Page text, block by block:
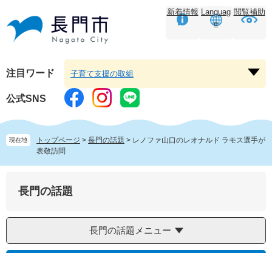
頭
す。
飛
し
本
文
へ
新着情報 Languag
e
閲覧補助
注目ワード
ー
を
子育て支援の取組
公式SNS
現在地 トップページ > 長門の話題 > レノファ山口のレオナルド ラモス選手が
表敬訪問
長門の話題
長門の話題メニュー